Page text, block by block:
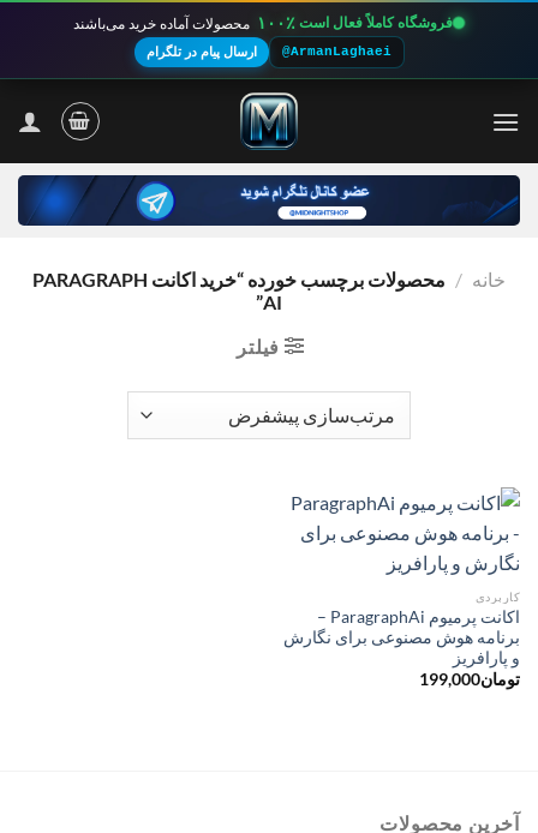
فروشگاه کاملاً فعال است ۱۰۰٪ محصولات آماده خرید می‌باشند
@ArmanLaghaei ارسال پیام در تلگرام
خانه /
محصولات برچسب خورده “خرید اکانت PARAGRAPH
AI”
فیلتر
کاربردی
اکانت پرمیوم ParagraphAi –
برنامه هوش مصنوعی برای نگارش
و پارافریز
تومان199,000
آخرین محصولات